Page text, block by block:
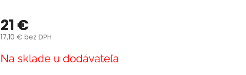
21 €
17,10 € bez DPH
cena:
Na sklade u dodávateľa